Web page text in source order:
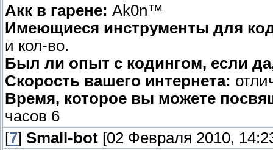
Акк в гарене: Ak0n™
Имеющиеся инструменты для
и кол-во.
Был ли опыт с кодингом, если
Скорость вашего интернета:
Время, которое вы можете
часов 6
[7] Small-bot [02 Февраля 2010,